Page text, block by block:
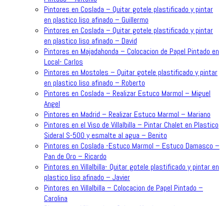
Pintores en Coslada – Quitar gotele plastificado y pintar
en plastico liso afinado – Guillermo
Pintores en Coslada – Quitar gotele plastificado y pintar
en plastico liso afinado – David
Pintores en Majadahonda – Colocacion de Papel Pintado en
Local- Carlos
Pintores en Mostoles – Quitar gotele plastificado y pintar
en plastico liso afinado – Roberto
Pintores en Coslada – Realizar Estuco Marmol – Miguel
Angel
Pintores en Madrid – Realizar Estuco Marmol – Mariano
Pintores en el Viso de Villalbilla – Pintar Chalet en Plastico
Sideral S-500 y esmalte al agua – Benito
Pintores en Coslada -Estuco Marmol – Estuco Damasco –
Pan de Oro – Ricardo
Pintores en Villalbilla- Quitar gotele plastificado y pintar en
plastico liso afinado – Javier
Pintores en Villalbilla – Colocacion de Papel Pintado –
Carolina